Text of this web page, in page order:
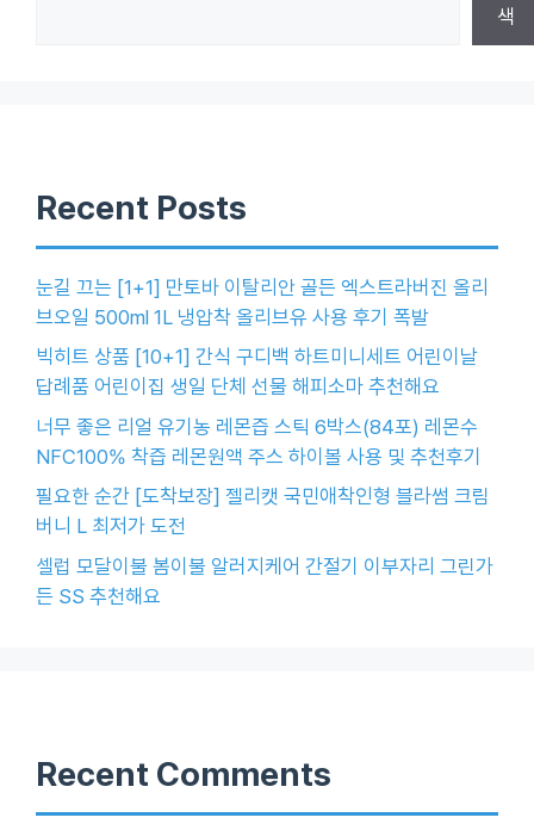
색
Recent Posts
눈길 끄는 [1+1] 만토바 이탈리안 골든 엑스트라버진 올리
브오일 500ml 1L 냉압착 올리브유 사용 후기 폭발
빅히트 상품 [10+1] 간식 구디백 하트미니세트 어린이날
답례품 어린이집 생일 단체 선물 해피소마 추천해요
너무 좋은 리얼 유기농 레몬즙 스틱 6박스(84포) 레몬수
NFC100% 착즙 레몬원액 주스 하이볼 사용 및 추천후기
필요한 순간 [도착보장] 젤리캣 국민애착인형 블라썸 크림
버니 L 최저가 도전
셀럽 모달이불 봄이불 알러지케어 간절기 이부자리 그린가
든 SS 추천해요
Recent Comments